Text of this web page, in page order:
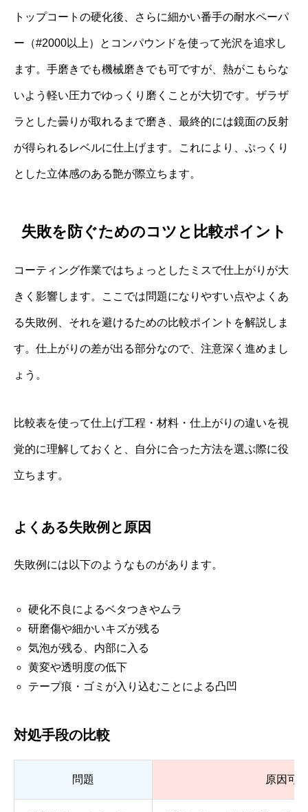
トップコートの硬化後、さらに細かい番手の耐水ペーパ
ー（#2000以上）とコンパウンドを使って光沢を追求し
ます。手磨きでも機械磨きでも可ですが、熱がこもらな
いよう軽い圧力でゆっくり磨くことが大切です。ザラザ
ラとした曇りが取れるまで磨き、最終的には鏡面の反射
が得られるレベルに仕上げます。これにより、ぷっくり
とした立体感のある艶が際立ちます。
失敗を防ぐためのコツと比較ポイント
コーティング作業ではちょっとしたミスで仕上がりが大
きく影響します。ここでは問題になりやすい点やよくあ
る失敗例、それを避けるための比較ポイントを解説しま
す。仕上がりの差が出る部分なので、注意深く進めまし
ょう。
比較表を使って仕上げ工程・材料・仕上がりの違いを視
覚的に理解しておくと、自分に合った方法を選ぶ際に役
立ちます。
よくある失敗例と原因
失敗例には以下のようなものがあります。
硬化不良によるベタつきやムラ
研磨傷や細かいキズが残る
気泡が残る、内部に入る
黄変や透明度の低下
テープ痕・ゴミが入り込むことによる凸凹
対処手段の比較
問題 原因可